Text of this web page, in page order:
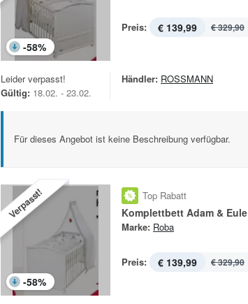
-58%
Preis: € 139,99 € 329,90
Leider verpasst!
Gültig: 18.02. - 23.02.
Händler: ROSSMANN
Für dieses Angebot ist keine Beschreibung verfügbar.
Verpasst!
-58%
Top Rabatt
Komplettbett Adam & Eule
Marke: Roba
Preis: € 139,99 € 329,90